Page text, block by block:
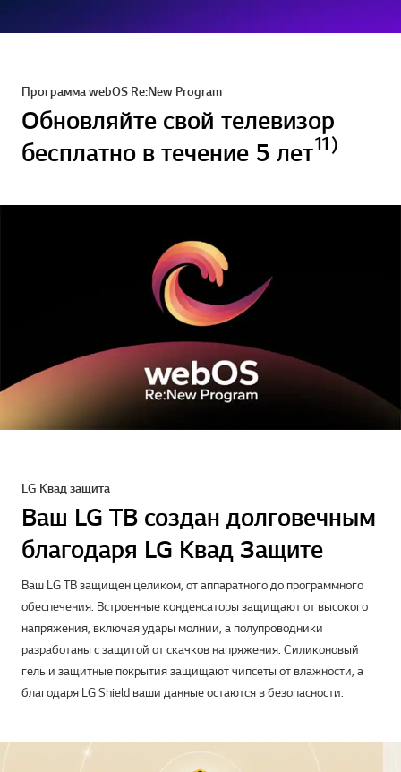
Программа webOS Re:New Program
Обновляйте свой телевизор
бесплатно в течение 5 лет11)